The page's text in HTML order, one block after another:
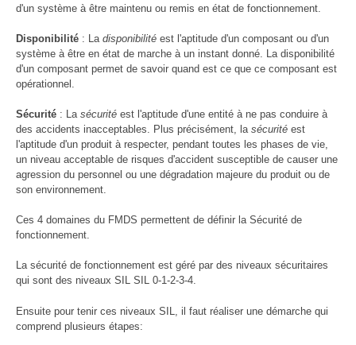
d'un système à être maintenu ou remis en état de fonctionnement.
Disponibilité : La disponibilité est l'aptitude d'un composant ou d'un
système à être en état de marche à un instant donné. La disponibilité
d'un composant permet de savoir quand est ce que ce composant est
opérationnel.
Sécurité : La sécurité est l'aptitude d'une entité à ne pas conduire à
des accidents inacceptables. Plus précisément, la sécurité est
l'aptitude d'un produit à respecter, pendant toutes les phases de vie,
un niveau acceptable de risques d'accident susceptible de causer une
agression du personnel ou une dégradation majeure du produit ou de
son environnement.
Ces 4 domaines du FMDS permettent de définir la Sécurité de
fonctionnement.
La sécurité de fonctionnement est géré par des niveaux sécuritaires
qui sont des niveaux SIL SIL 0-1-2-3-4.
Ensuite pour tenir ces niveaux SIL, il faut réaliser une démarche qui
comprend plusieurs étapes: